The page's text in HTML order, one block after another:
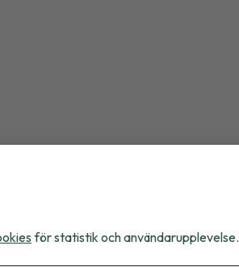
för statistik och användarupplevelse.